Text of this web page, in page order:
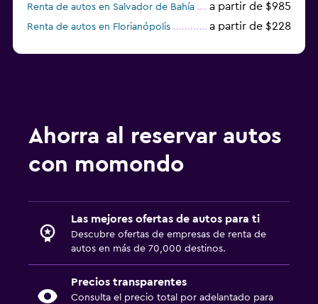
Renta de autos en Salvador de Bahía
a partir de $985
Renta de autos en Florianópolis a partir de $228
Ahorra al reservar autos
con momondo
Las mejores ofertas de autos para ti
Descubre ofertas de empresas de renta de
autos en más de 70,000 destinos.
Precios transparentes
Consulta el precio total por adelantado para